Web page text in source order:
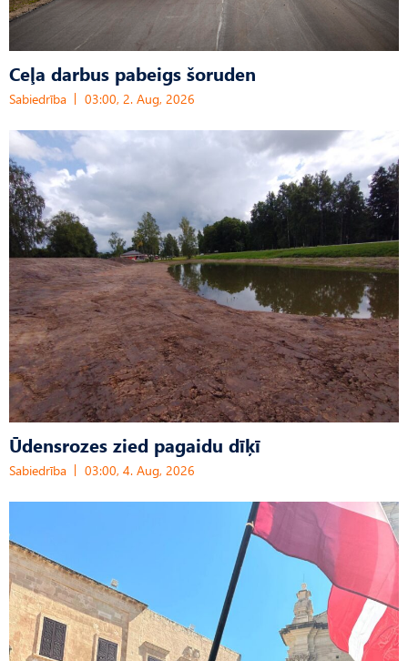
Ceļa darbus pabeigs šoruden
Sabiedrība 03:00, 2. Aug, 2026
Ūdensrozes zied pagaidu dīķī
Sabiedrība 03:00, 4. Aug, 2026